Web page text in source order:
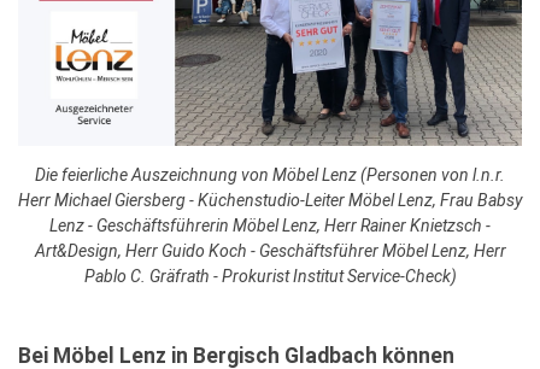
Die feierliche Auszeichnung von Möbel Lenz (Personen von l.n.r.
Herr Michael Giersberg - Küchenstudio-Leiter Möbel Lenz, Frau Babsy
Lenz - Geschäftsführerin Möbel Lenz, Herr Rainer Knietzsch -
Art&Design, Herr Guido Koch - Geschäftsführer Möbel Lenz, Herr
Pablo C. Gräfrath - Prokurist Institut Service-Check)
Bei Möbel Lenz in Bergisch Gladbach können